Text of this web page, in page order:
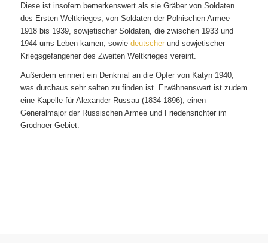
Diese ist insofern bemerkenswert als sie Gräber von Soldaten
des Ersten Weltkrieges, von Soldaten der Polnischen Armee
1918 bis 1939, sowjetischer Soldaten, die zwischen 1933 und
1944 ums Leben kamen, sowie deutscher und sowjetischer
Kriegsgefangener des Zweiten Weltkrieges vereint.
Außerdem erinnert ein Denkmal an die Opfer von Katyn 1940,
was durchaus sehr selten zu finden ist. Erwähnenswert ist zudem
eine Kapelle für Alexander Russau (1834-1896), einen
Generalmajor der Russischen Armee und Friedensrichter im
Grodnoer Gebiet.